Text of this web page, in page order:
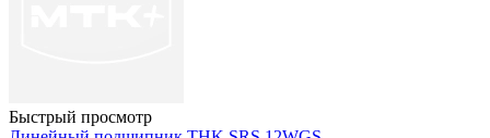
Быстрый просмотр